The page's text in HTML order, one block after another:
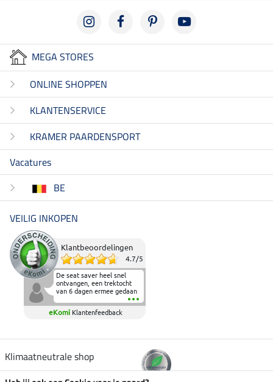
MEGA STORES
ONLINE SHOPPEN
KLANTENSERVICE
KRAMER PAARDENSPORT
Vacatures
BE
VEILIG INKOPEN
Klantbeoordelingen
4.7/5
De seat saver heel snel
ontvangen, een trektocht
van 6 dagen ermee gedaan
en deze heeft de beproeving
fantastisch doorstaan.
Heerlijk zacht om op te
elkaar in het zadel.
eKomi Klantenfeedback
Klimaatneutrale shop